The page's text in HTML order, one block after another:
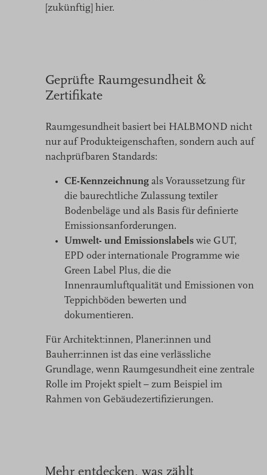
[zukünftig] hier.
Geprüfte Raumgesundheit &
Zertifikate
Raumgesundheit basiert bei HALBMOND nicht
nur auf Produkteigenschaften, sondern auch auf
nachprüfbaren Standards:
CE-Kennzeichnung als Voraussetzung für
die baurechtliche Zulassung textiler
Bodenbeläge und als Basis für definierte
Emissionsanforderungen.
Umwelt- und Emissionslabels wie GUT,
EPD oder internationale Programme wie
Green Label Plus, die die
Innenraumluftqualität und Emissionen von
Teppichböden bewerten und
dokumentieren.
Für Architekt:innen, Planer:innen und
Bauherr:innen ist das eine verlässliche
Grundlage, wenn Raumgesundheit eine zentrale
Rolle im Projekt spielt – zum Beispiel im
Rahmen von Gebäudezertifizierungen.